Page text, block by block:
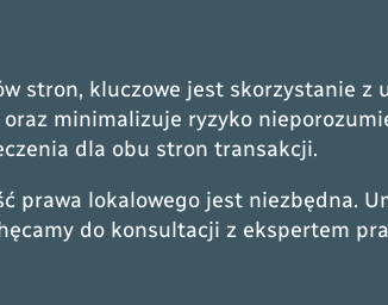
stron, kluczowe jest skorzystanie z
minimalizuje ryzyko
dla obu stron transakcji.
prawa lokalowego jest niezbędna.
do konsultacji z ekspertem